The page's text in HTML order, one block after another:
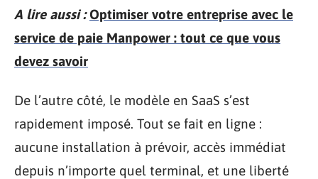
A lire aussi : Optimiser votre entreprise avec le
service de paie Manpower : tout ce que vous
devez savoir
De l’autre côté, le modèle en SaaS s’est
rapidement imposé. Tout se fait en ligne :
aucune installation à prévoir, accès immédiat
depuis n’importe quel terminal, et une liberté